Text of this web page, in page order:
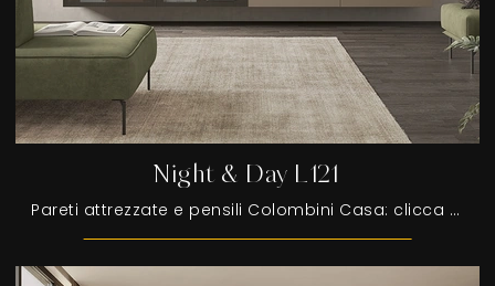
Night & Day L121
Pareti attrezzate e pensili Colombini Casa: clicca e scopri il modello Night & Day L121 e potrai valorizzare stanze moderne di ogni tipo.